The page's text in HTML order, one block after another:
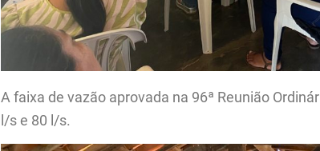
A faixa de vazão aprovada na 96ª Reunião
l/s e 80 l/s.